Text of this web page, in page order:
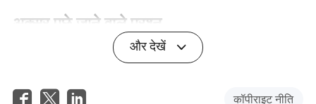
अक्सर पूछे जाने वाले प्रश्न
प्रश्न: खिड़कियों के लिए व्रॉट आयरन को पसंदीदा विकल्प क्या बनाता है?
करने की क्षमता व्रॉट आयरन को सौंदर्यपूर्ण रूप से मनभावन और सुरक्षित
और देखें
कॉपीराइट नीति